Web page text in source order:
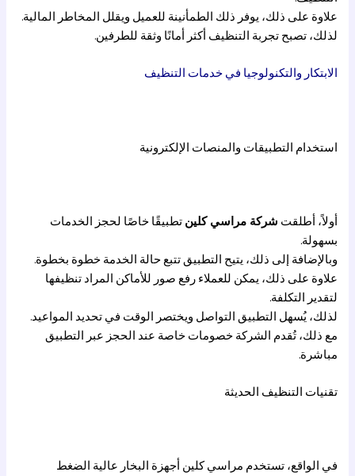
علاوة على ذلك، يوفر ذلك الطمأنينة للعميل ويقلل المخاطر المالية.
لذلك، تصبح تجربة التنظيف أكثر أمانًا وثقة للطرفين.
الابتكار والتكنولوجيا في خدمات التنظيف
استخدام التطبيقات والمنصات الإلكترونية
أولاً، أطلقت شركة مراسي كلين تطبيقًا خاصًا لحجز الخدمات
بسهولة.
وبالإضافة إلى ذلك، يتيح التطبيق تتبع حالة الخدمة خطوة بخطوة.
علاوة على ذلك، يمكن للعملاء رفع صور للأماكن المراد تنظيفها
لتقدير التكلفة.
لذلك، يُسهل التطبيق التواصل ويختصر الوقت في تحديد المواعيد.
مع ذلك، تُقدم الشركة خصومات خاصة عند الحجز عبر التطبيق
مباشرة.
تقنيات التنظيف الحديثة
في الواقع، تستخدم مراسي كلين أجهزة البخار عالية الضغط